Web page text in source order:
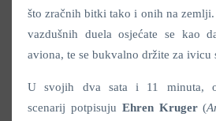
što zračnih bitki tako i onih na zemlji.
vazdušnih duela osjećate se kao
aviona, te se bukvalno držite za ivicu
U svojih dva sata i 11 minuta,
scenarij potpisuju Ehren Kruger(